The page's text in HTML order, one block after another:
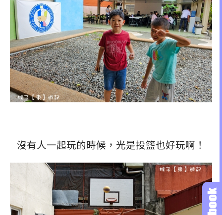
沒有人一起玩的時候，光是投籃也好玩啊！